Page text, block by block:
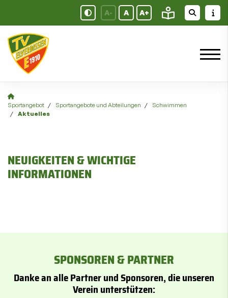
A- A A+
Sportangebot Sportangebote und Abteilungen
Schwimmen
Aktuelles
NEUIGKEITEN & WICHTIGE
INFORMATIONEN
SPONSOREN & PARTNER
Danke an alle Partner und Sponsoren, die unseren
Verein unterstützen: